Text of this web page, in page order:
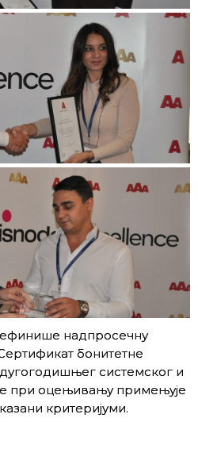
надпросечну
бонитетне
системског и
при оцењивању примењује
критеријуми.